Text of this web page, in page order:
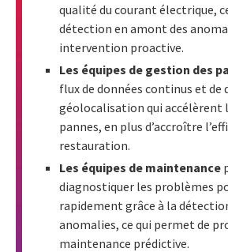
qualité du courant électrique,
détection en amont des
intervention proactive.
Les équipes de gestion des
flux de données continus et de
géolocalisation qui accélèrent
pannes, en plus d’accroître
restauration.
Les équipes de maintenance
diagnostiquer les problèmes
rapidement grâce à la
anomalies, ce qui permet de
maintenance prédictive.